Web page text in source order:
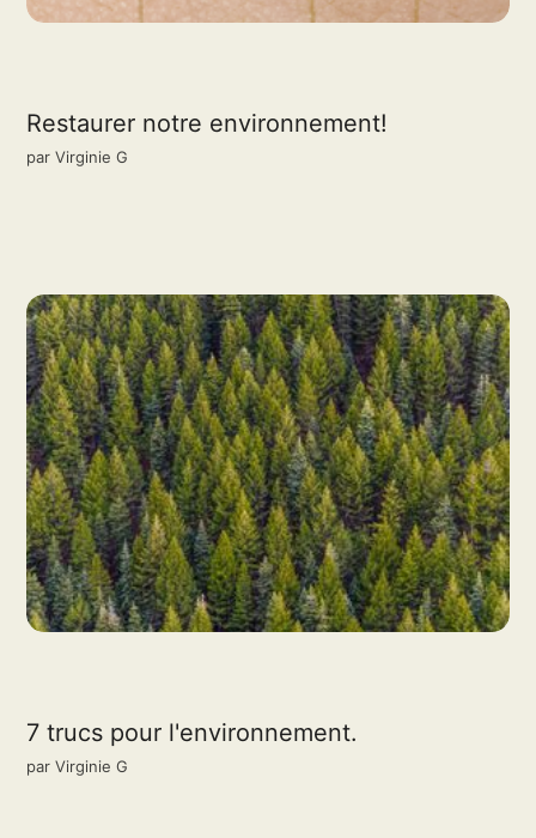
Restaurer notre environnement!
parVirginie G
7 trucs pour l'environnement.
parVirginie G